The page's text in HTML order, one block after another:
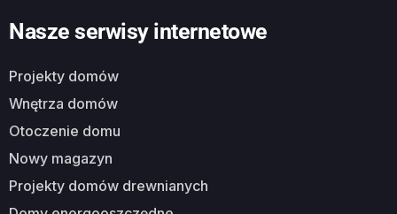
Nasze serwisy internetowe
Projekty domów
Wnętrza domów
Otoczenie domu
Nowy magazyn
Projekty domów drewnianych